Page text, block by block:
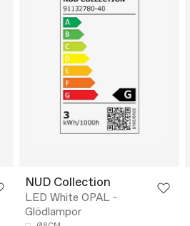
NUD Collection
LED White OPAL -
Glödlampor